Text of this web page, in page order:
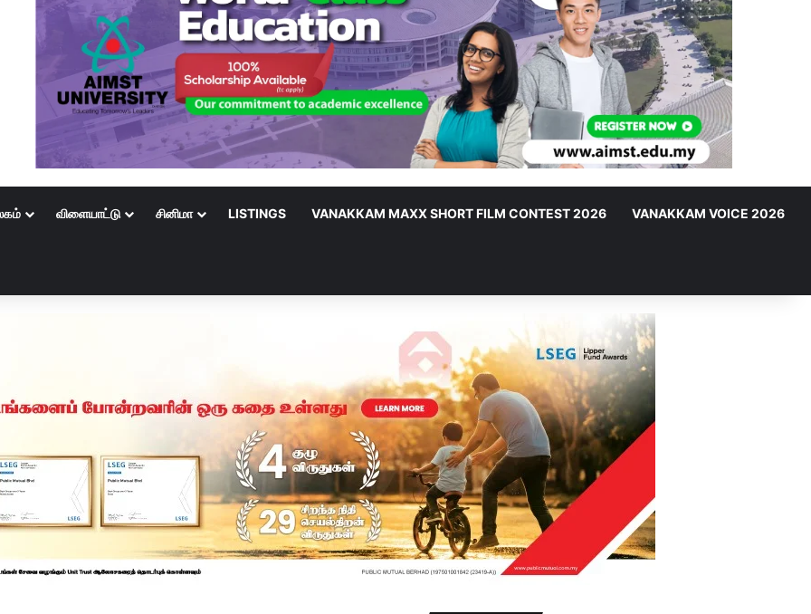
விளையாட்டு சினிமா LISTINGS VANAKKAM MAXX SHORT FILM CONTEST 2026 VANAKKAM VOICE 2026